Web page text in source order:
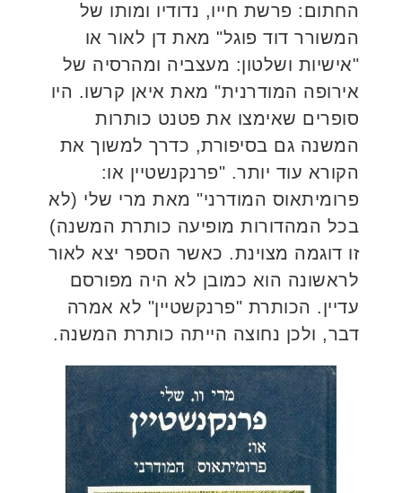
החתום: פרשת חייו, נדודיו ומותו של
המשורר דוד פוגל" מאת דן לאור או
"אישיות ושלטון: מעצביה ומהרסיה של
אירופה המודרנית" מאת איאן קרשו. היו
סופרים שאימצו את פטנט כותרות
המשנה גם בסיפורת, כדרך למשוך את
הקורא עוד יותר. "פרנקנשטיין או:
פרומיתאוס המודרני" מאת מרי שלי (לא
בכל המהדורות מופיעה כותרת המשנה)
זו דוגמה מצוינת. כאשר הספר יצא לאור
לראשונה הוא כמובן לא היה מפורסם
עדיין. הכותרת "פרנקשטיין" לא אמרה
דבר, ולכן נחוצה הייתה כותרת המשנה.